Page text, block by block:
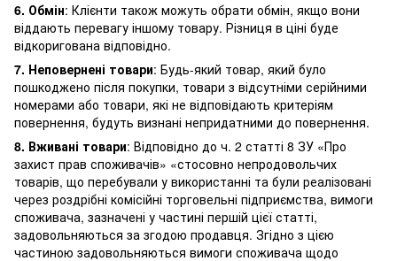
6. Обмін: Клієнти також можуть обрати обмін, якщо вони
віддають перевагу іншому товару. Різниця в ціні буде
відкоригована відповідно.
7. Неповернені товари: Будь-який товар, який було
пошкоджено після покупки, товари з відсутніми серійними
номерами або товари, які не відповідають критеріям
повернення, будуть визнані непридатними до повернення.
8. Вживані товари: Відповідно до ч. 2 статті 8 ЗУ «Про
захист прав споживачів» «стосовно непродовольчих
товарів, що перебували у використанні та були реалізовані
через роздрібні комісійні торговельні підприємства, вимоги
споживача, зазначені у частині першій цієї статті,
задовольняються за згодою продавця. Згідно з цією
частиною задовольняються вимоги споживача щодо